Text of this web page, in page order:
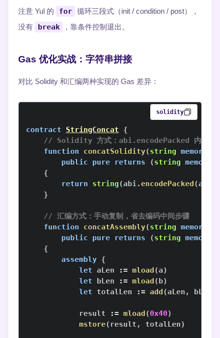
注意 Yul 的 for 循环三段式（init / condition / post），
没有
break ，靠条件控制退出。
Gas 优化实战：字符串拼接
对比 Solidity 和汇编两种实现的 Gas 差异：
solidity
contract StringConcat
{
// Solidity 方式：abi.encodePacked 内部有
function
concatSolidity(string memory
public
pure returns (string memory
{
return
string(abi.encodePacked(a
}
// 汇编方式：手动复制，省去编码中间步骤
function
concatAssembly(string memory
public
pure returns (string memory
{
assembly {
let aLen := mload(a)
let bLen := mload(b)
let totalLen := add(aLen , bLen
            result
:= mload(0x40)
mstore( result , totalLen)